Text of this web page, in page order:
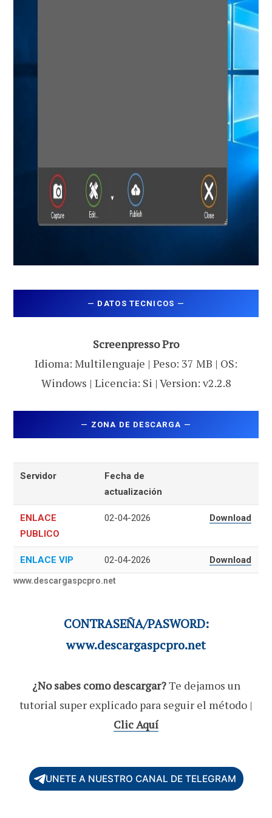
— DATOS TECNICOS —
Screenpresso Pro
Idioma: Multilenguaje | Peso: 37 MB | OS:
Windows | Licencia: Si | Version: v2.2.8
— ZONA DE DESCARGA —
Servidor
Fecha de
actualización
ENLACE
PUBLICO
02-04-2026 Download
ENLACE VIP 02-04-2026 Download
www.descargaspcpro.net
CONTRASEÑA/PASWORD:
www.descargaspcpro.net
¿No sabes como descargar?Te dejamos un
tutorial super explicado para seguir el método |
Clic Aquí
UNETE A NUESTRO CANAL DE TELEGRAM